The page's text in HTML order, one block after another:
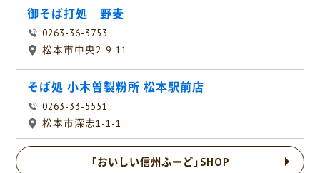
御そば打処 野麦
0263-36-3753
松本市中央2-9-11
そば処 小木曽製粉所 松本駅前店
0263-33-5551
松本市深志1-1-1
「おいしい信州ふーど」SHOP